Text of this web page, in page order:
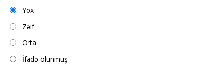
Yox
Zəif
Orta
İfadə olunmuş